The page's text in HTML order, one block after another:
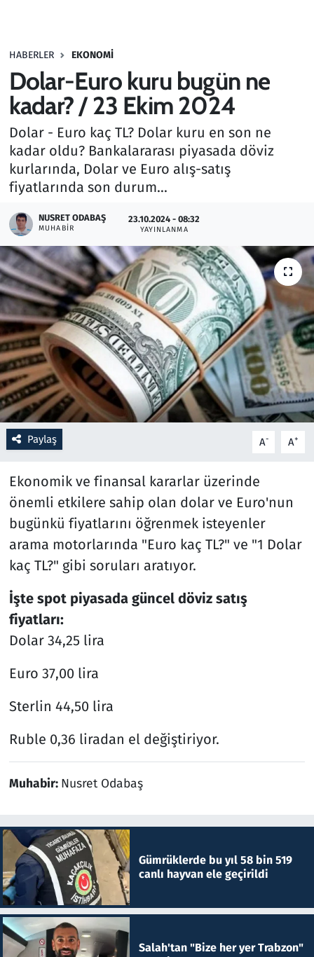
HABERLER EKONOMI
Dolar-Euro kuru bugün ne
kadar? / 23 Ekim 2024
Dolar - Euro kaç TL? Dolar kuru en son ne
kadar oldu? Bankalararası piyasada döviz
kurlarında, Dolar ve Euro alış-satış
fiyatlarında son durum...
NUSRET ODABAŞ
MUHABIR
23.10.2024 - 08:32
YAYINLANMA
Paylaş A- A+
Ekonomik ve finansal kararlar üzerinde
önemli etkilere sahip olan dolar ve Euro'nun
bugünkü fiyatlarını öğrenmek isteyenler
arama motorlarında "Euro kaç TL?" ve "1 Dolar
kaç TL?" gibi soruları aratıyor.
İşte spot piyasada güncel döviz satış
fiyatları:
Dolar 34,25 lira
Euro 37,00 lira
Sterlin 44,50 lira
Ruble 0,36 liradan el değiştiriyor.
Muhabir: Nusret Odabaş
Gümrüklerde bu yıl 58 bin 519
canlı hayvan ele geçirildi
Salah'tan "Bize her yer Trabzon"
Haber
Kültür Sanat
Kurumsal Haberler
Lezzet Durağı
Oyun
Ramazan
Resmi İlanlar
Rüya Tabirleri
Sağlık
Savunma Sanayi
Seçim 2023
Spor
Teknoloji ve Bilim
Televizyon